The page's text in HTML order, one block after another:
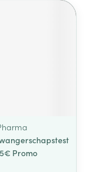
Promo